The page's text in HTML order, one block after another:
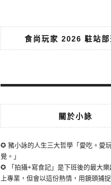
食尚玩家 2026 駐站部
關於小詠
✪ 豬小詠的人生三大哲學「愛吃。愛
覺。」
✪ 「拍攝+寫食記」是下班後的最大樂
上專業，但會以這份熱情，用鏡頭捕